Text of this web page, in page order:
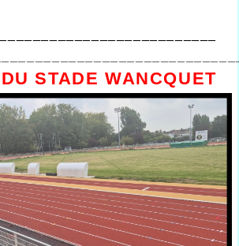
STADE WANCQUET